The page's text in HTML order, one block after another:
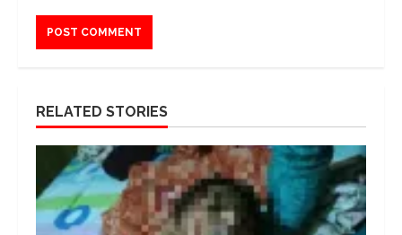
RELATED STORIES